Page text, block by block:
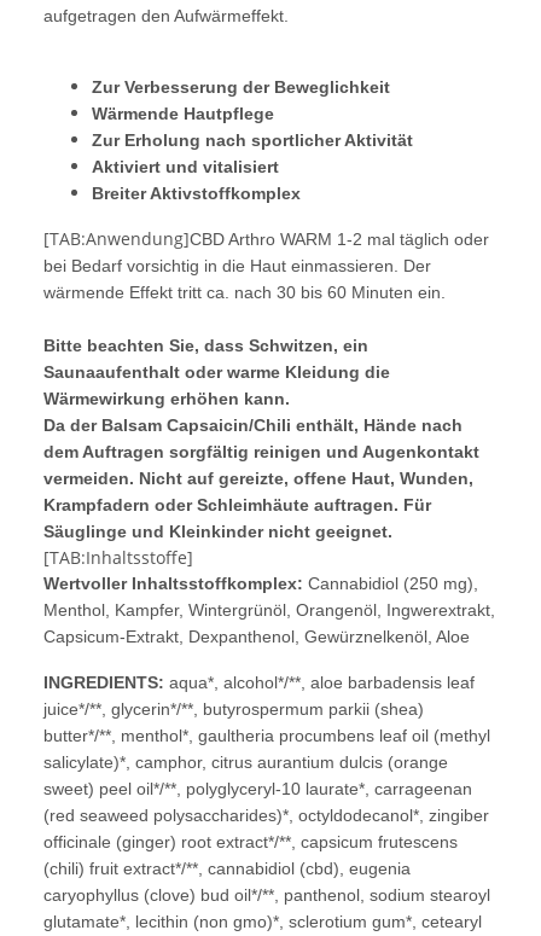
aufgetragen den Aufwärmeffekt.
Zur Verbesserung der Beweglichkeit
Wärmende Hautpflege
Zur Erholung nach sportlicher Aktivität
Aktiviert und vitalisiert
Breiter Aktivstoffkomplex
[TAB:Anwendung]CBD Arthro WARM 1-2 mal täglich oder
bei Bedarf vorsichtig in die Haut einmassieren. Der
wärmende Effekt tritt ca. nach 30 bis 60 Minuten ein.
Bitte beachten Sie, dass Schwitzen, ein
Saunaaufenthalt oder warme Kleidung die
Wärmewirkung erhöhen kann.
Da der Balsam Capsaicin/Chili enthält, Hände nach
dem Auftragen sorgfältig reinigen und Augenkontakt
vermeiden. Nicht auf gereizte, offene Haut, Wunden,
Krampfadern oder Schleimhäute auftragen. Für
Säuglinge und Kleinkinder nicht geeignet.
[TAB:Inhaltsstoffe]
Wertvoller Inhaltsstoffkomplex: Cannabidiol (250 mg),
Menthol, Kampfer, Wintergrünöl, Orangenöl, Ingwerextrakt,
Capsicum-Extrakt, Dexpanthenol, Gewürznelkenöl, Aloe
INGREDIENTS: aqua*, alcohol*/**, aloe barbadensis leaf
juice*/**, glycerin*/**, butyrospermum parkii (shea)
butter*/**, menthol*, gaultheria procumbens leaf oil (methyl
salicylate)*, camphor, citrus aurantium dulcis (orange
sweet) peel oil*/**, polyglyceryl-10 laurate*, carrageenan
(red seaweed polysaccharides)*, octyldodecanol*, zingiber
officinale (ginger) root extract*/**, capsicum frutescens
(chili) fruit extract*/**, cannabidiol (cbd), eugenia
caryophyllus (clove) bud oil*/**, panthenol, sodium stearoyl
glutamate*, lecithin (non gmo)*, sclerotium gum*, cetearyl